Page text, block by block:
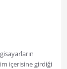
içerisine girdiği